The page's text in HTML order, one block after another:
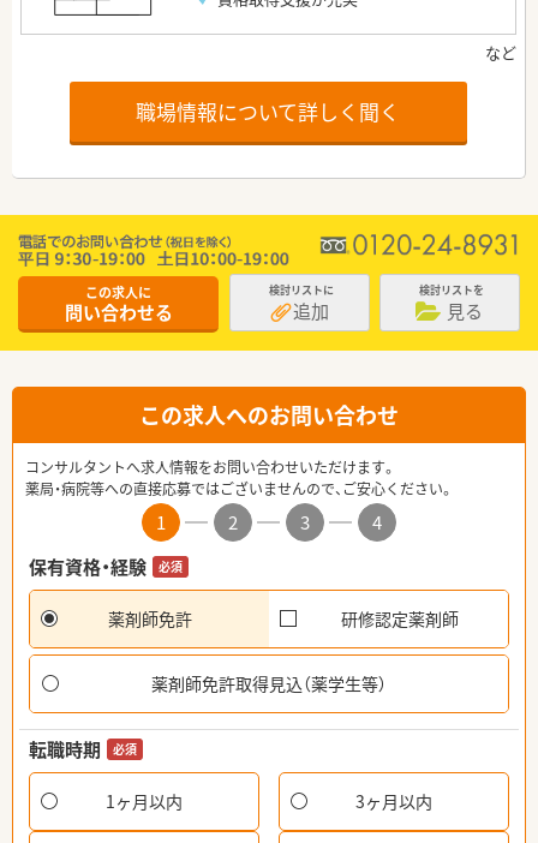
職場情報について詳しく聞く
この求人に
問い合わせる
検討リストに
追加
検討リストを
見る
この求人へのお問い合わせ
コンサルタントへ求人情報をお問い合わせいただけます。
薬局・病院等への直接応募ではございませんので、ご安心ください。
1 2 3
4
保有資格・経験
必須
薬剤師免許 研修認定薬剤師
薬剤師免許取得見込（薬学生等）
転職時期 必須
1ヶ月以内 3ヶ月以内